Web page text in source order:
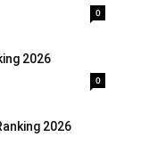
0
2026
0
2026